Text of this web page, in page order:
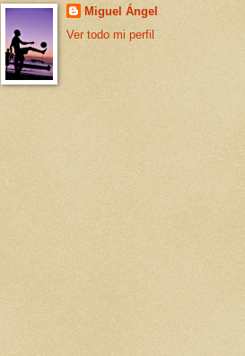
Miguel Ángel
Ver todo mi perfil